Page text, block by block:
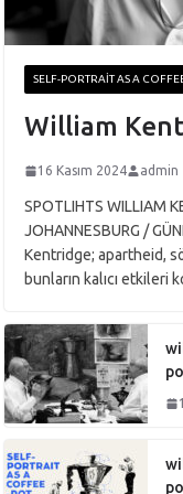
SELF-PORTRAIT AS A
William
16 Kasım 2024 admin
SPOTLIHTS WILLIAM
JOHANNESBURG /
Kentridge; apartheid,
bunların kalıcı etkileri